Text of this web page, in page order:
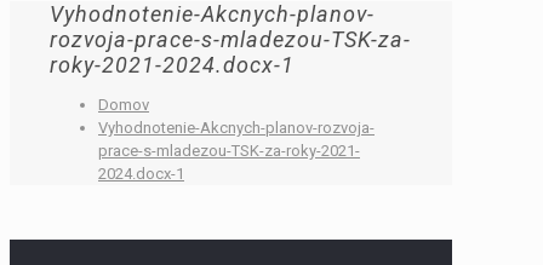
Vyhodnotenie-Akcnych-planov-
rozvoja-prace-s-mladezou-TSK-za-
roky-2021-2024.docx-1
Domov
Vyhodnotenie-Akcnych-planov-rozvoja-
prace-s-mladezou-TSK-za-roky-2021-
2024.docx-1